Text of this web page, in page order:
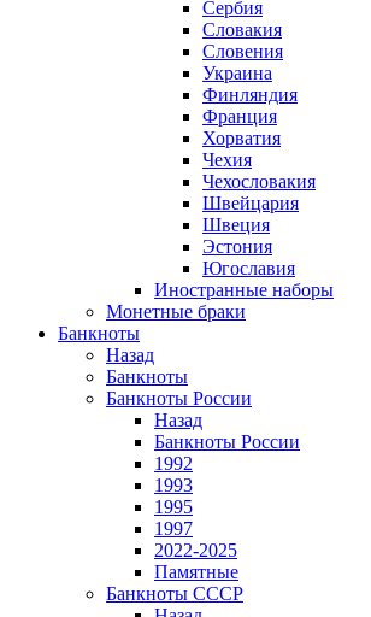
Сербия
Словакия
Словения
Украина
Финляндия
Франция
Хорватия
Чехия
Чехословакия
Швейцария
Швеция
Эстония
Югославия
Иностранные наборы
Монетные браки
Банкноты
Назад
Банкноты
Банкноты России
Назад
Банкноты России
1992
1993
1995
1997
2022-2025
Памятные
Банкноты СССР